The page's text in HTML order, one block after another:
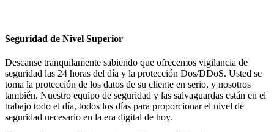
Seguridad de Nivel Superior
Descanse tranquilamente sabiendo que ofrecemos vigilancia de
seguridad las 24 horas del día y la protección Dos/DDoS. Usted se
toma la protección de los datos de su cliente en serio, y nosotros
también. Nuestro equipo de seguridad y las salvaguardas están en el
trabajo todo el día, todos los días para proporcionar el nivel de
seguridad necesario en la era digital de hoy.